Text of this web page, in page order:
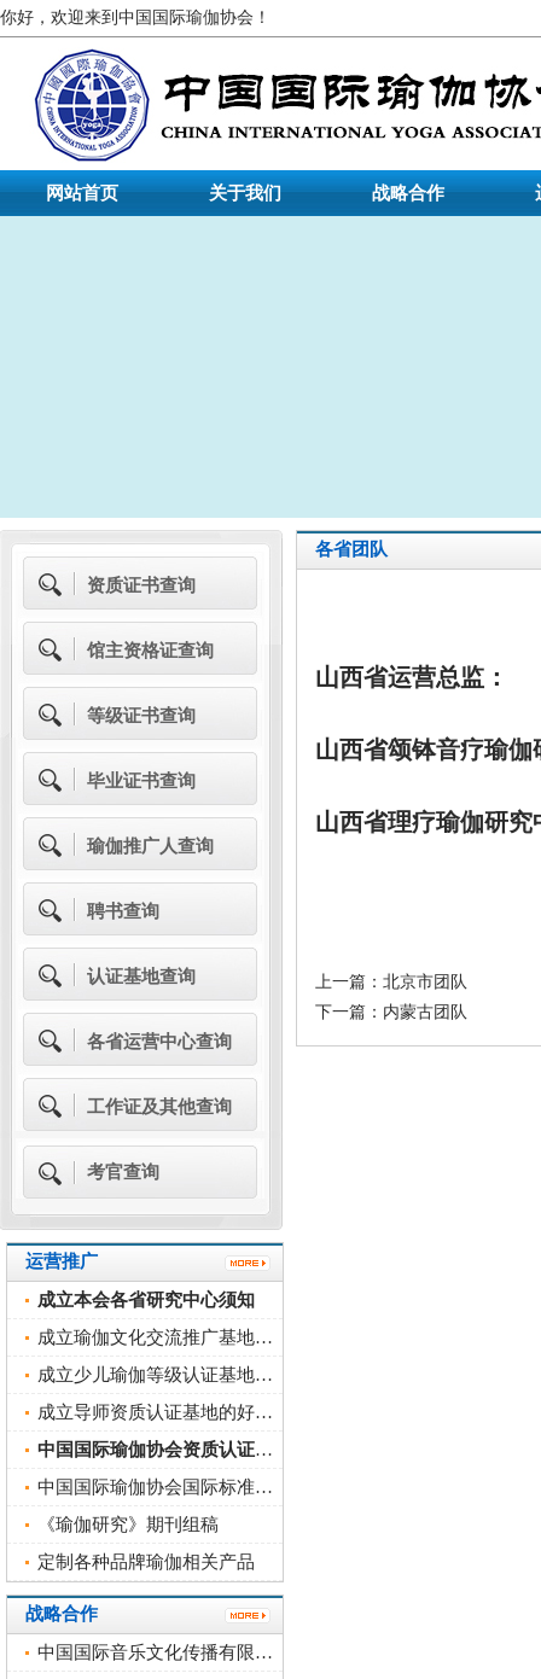
你好，欢迎来到中国国际瑜伽协会！
网站首页 关于我们 战略合作
资质证书查询
馆主资格证查询
等级证书查询
毕业证书查询
瑜伽推广人查询
聘书查询
认证基地查询
各省运营中心查询
工作证及其他查询
考官查询
运营推广
成立本会各省研究中心须知
成立瑜伽文化交流推广基地的好处及办理流程
成立少儿瑜伽等级认证基地的好处及办理流程
成立导师资质认证基地的好处及办理流程
中国国际瑜伽协会资质认证的权威性
中国国际瑜伽协会国际标准书号（ISBN）
《瑜伽研究》期刊组稿
定制各种品牌瑜伽相关产品
战略合作
中国国际音乐文化传播有限公司和本会的战略合作
各省团队
山西省运营总监：
山西省颂钵音疗瑜
山西省理疗瑜伽研
上一篇： 北京市团队
下一篇： 内蒙古团队